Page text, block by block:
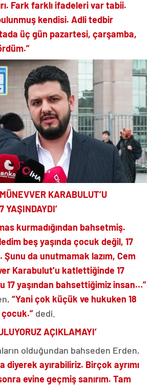
Fark farklı ifadeleri var tabii.
kendisi. Adli tedbir
üç gün pazartesi, çarşamba,
KARABULUT’U
YAŞINDAYDI’
kurmadığından bahsetmiş.
beş yaşında çocuk değil, 17
Şunu da unutmamak lazım, Cem
Karabulut’u katlettiğinde 17
17 yaşından bahsettiğimiz insan…”
“Yani çok küçük ve hukuken 18
çocuk.” dedi.
AÇIKLAMAYI’
olduğundan bahseden Erden,
diyerek ayırabiliriz. Birçok ayrımı
evine geçmiş sanırım. Tam